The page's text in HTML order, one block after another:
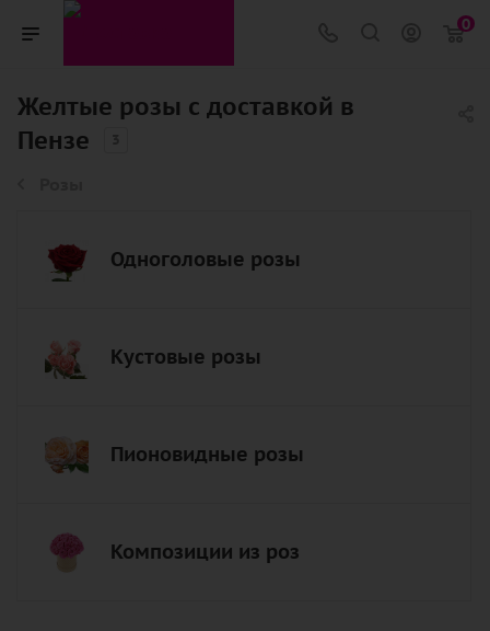
0
Желтые розы с доставкой в
Пензе
Одноголовые розы
Кустовые розы
Пионовидные розы
Композиции из роз